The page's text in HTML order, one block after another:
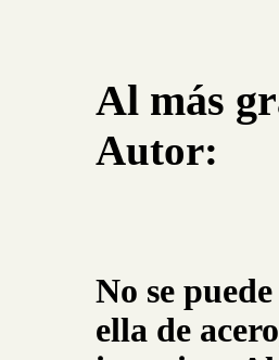
Al más
Autor:
No se
ella de